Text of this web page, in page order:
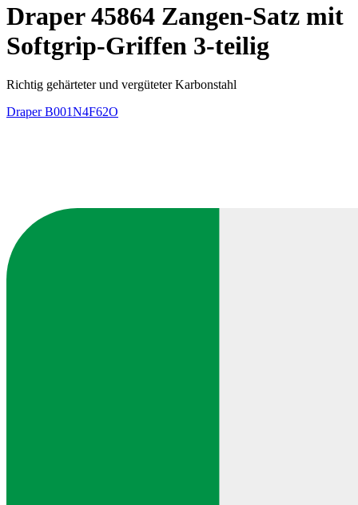
Draper 45864 Zangen-Satz mit
Softgrip-Griffen 3-teilig
Richtig gehärteter und vergüteter Karbonstahl
DraperB001N4F62O